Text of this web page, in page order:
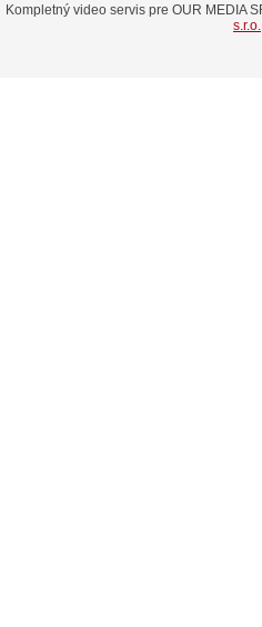
Kompletný video servis pre OUR MEDIA
s.r.o.